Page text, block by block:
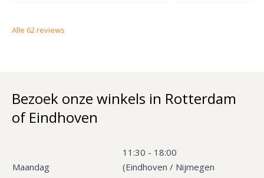
Alle 62 reviews
Bezoek onze winkels in Rotterdam
of Eindhoven
Maandag
11:30 - 18:00
(Eindhoven / Nijmegen